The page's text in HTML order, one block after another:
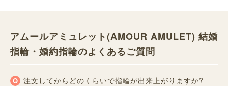
アムールアミュレット(AMOUR AMULET) 結婚
指輪・婚約指輪のよくあるご質問
注文してからどのくらいで指輪が出来上がりますか?